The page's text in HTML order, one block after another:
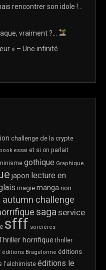
rencontrer son idole !…
vraiment ?…
» – Une infinité
challenge de la crypte
essai et si on parlait
gothique Graphique
japon lecture en
magie manga non
autumn challenge
sagaservice
sfff sorcières
horrifique thriller
éditions Bragelonne éditions
l'alchimiste éditions le